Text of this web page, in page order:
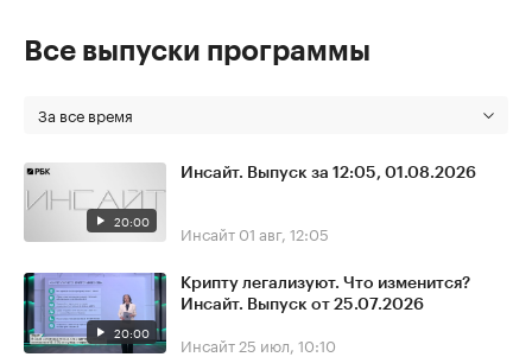
Все выпуски программы
За все время
20:00
Инсайт. Выпуск за 12:05, 01.08.2026
Инсайт 01 авг, 12:05
20:00
Крипту легализуют. Что изменится?
Инсайт. Выпуск от 25.07.2026
Инсайт 25 июл, 10:10